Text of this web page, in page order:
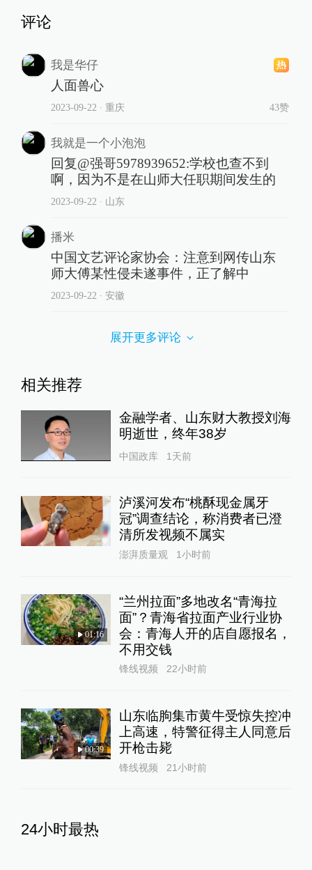
评论
我是华仔
人面兽心
2023-09-22 ∙ 重庆 43赞
我就是一个小泡泡
回复@强哥5978939652:学校也查不到
啊，因为不是在山师大任职期间发生的
2023-09-22 ∙ 山东
播米
中国文艺评论家协会：注意到网传山东
师大傅某性侵未遂事件，正了解中
2023-09-22 ∙ 安徽
展开更多评论
相关推荐
金融学者、山东财大教授刘海
明逝世，终年38岁
中国政库 1天前
泸溪河发布“桃酥现金属牙
冠”调查结论，称消费者已澄
清所发视频不属实
澎湃质量观 1小时前
01:16
“兰州拉面”多地改名“青海拉
面”？青海省拉面产业行业协
会：青海人开的店自愿报名，
不用交钱
锋线视频 22小时前
00:39
山东临朐集市黄牛受惊失控冲
上高速，特警征得主人同意后
开枪击毙
锋线视频 21小时前
24小时最热